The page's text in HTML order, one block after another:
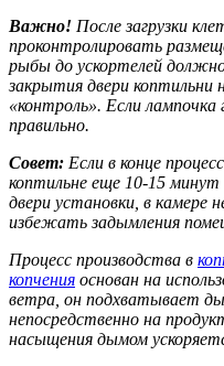
Важно! После загрузки
проконтролировать
рыбы до ускортелей
закрытия двери
«контроль». Если
правильно.
Совет: Если в конце
коптильне еще 10-15
двери установки, в
избежать задымления
Процесс производства в
копчения основан на
ветра, он подхватывает
непосредственно на
насыщения дымом